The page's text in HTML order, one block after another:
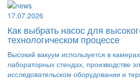
17.07.2026
Как выбрать насос для
технологическом процессе
Высокий вакуум используется в
лабораторных стендах, производстве
исследовательском оборудовании и